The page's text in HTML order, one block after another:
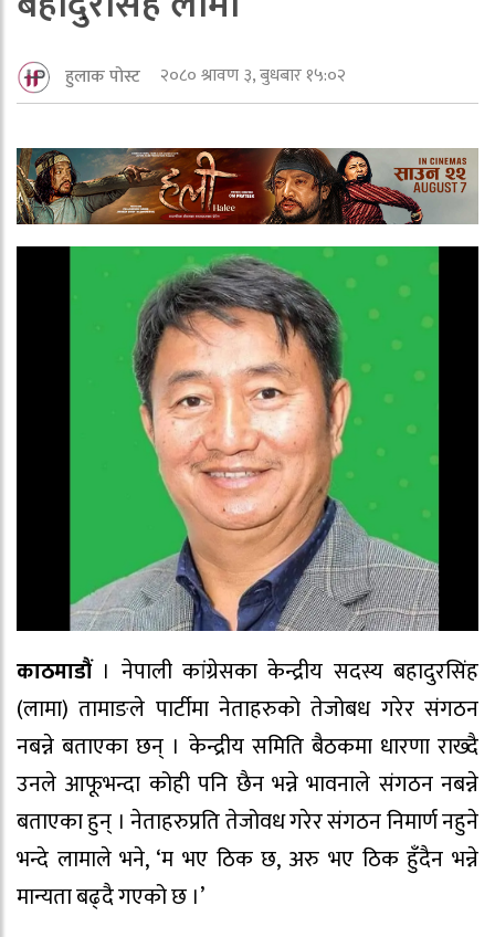
हुलाक पोस्ट २०८० श्रावण ३, बुधबार १५:०२
काठमाडौं। नेपाली कांग्रेसका केन्द्रीय सदस्य बहादुरसिंह
(लामा) तामाङले पार्टीमा नेताहरुको तेजोबध गरेर संगठन
नबन्ने बताएका छन् । केन्द्रीय समिति बैठकमा धारणा राख्दै
उनले आफूभन्दा कोही पनि छैन भन्ने भावनाले संगठन नबन्ने
बताएका हुन् । नेताहरुप्रति तेजोवध गरेर संगठन निमार्ण नहुने
भन्दे लामाले भने, ‘म भए ठिक छ, अरु भए ठिक हुँदैन भन्ने
मान्यता बढ्दै गएको छ ।’